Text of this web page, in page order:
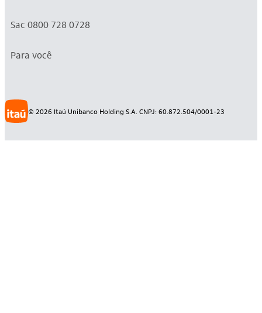
Sac 0800 728 0728
Para você
© 2026 Itaú Unibanco Holding S.A. CNPJ: 60.872.504/0001-23